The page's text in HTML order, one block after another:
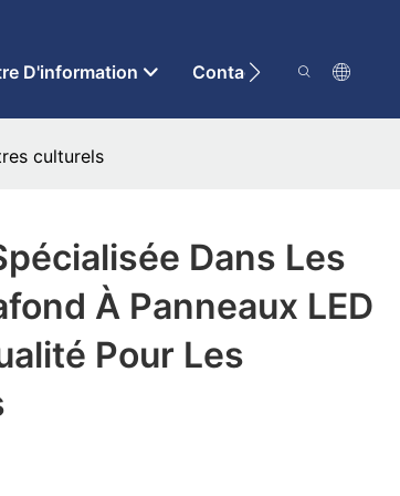
D'information Contactez-Nous
culturels
Dans Les
À Panneaux LED
Pour Les